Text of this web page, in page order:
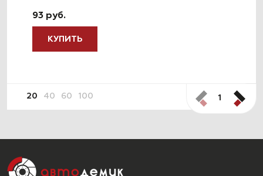
93 руб.
КУПИТЬ
20 40 60 100 1